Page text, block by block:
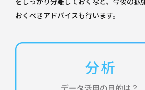
おくべきアドバイスも行います。